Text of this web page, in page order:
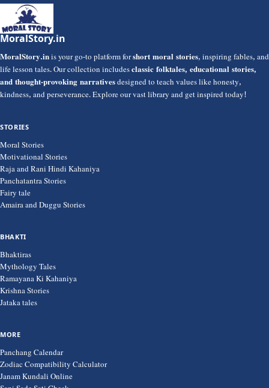
MoralStory.in
MoralStory.inis your go-to platform forshort moral stories, inspiring fables, and
life lesson tales. Our collection includesclassic folktales, educational stories,
and thought-provoking narrativesdesigned to teach values like honesty,
kindness, and perseverance. Explore our vast library and get inspired today!
STORIES
Moral Stories
Motivational Stories
Raja and Rani Hindi Kahaniya
Panchatantra Stories
Fairy tale
Amaira and Duggu Stories
BHAKTI
Bhaktiras
Mythology Tales
Ramayana Ki Kahaniya
Krishna Stories
Jataka tales
MORE
Panchang Calendar
Zodiac Compatibility Calculator
Janam Kundali Online